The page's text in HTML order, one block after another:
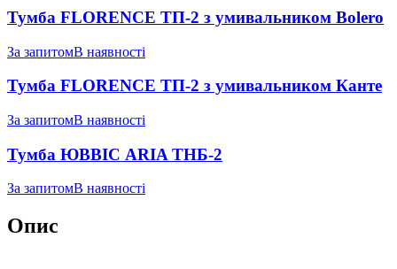
Тумба FLORENCE ТП-2 з умивальником Bolero
За запитомВ наявності
Тумба FLORENCE ТП-2 з умивальником Канте
За запитомВ наявності
Тумба ЮВВІС ARIA ТНБ-2
За запитомВ наявності
Опис